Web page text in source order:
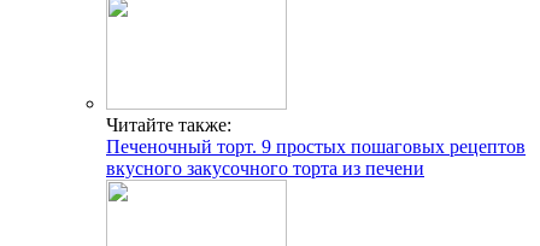
Читайте также:
Печеночный торт. 9 простых пошаговых рецептов
вкусного закусочного торта из печени